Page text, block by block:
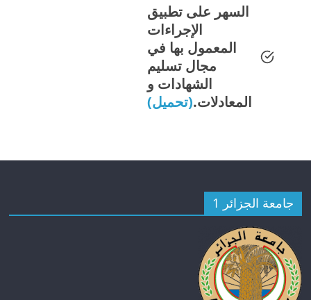
السهر على تطبيق
الإجراءات
المعمول بها في
مجال تسليم
الشهادات و
المعادلات.(تحميل)
جامعة الجزائر 1